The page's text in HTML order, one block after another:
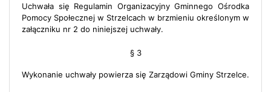
Uchwała się Regulamin Organizacyjny Gminnego Ośrodka
Pomocy Społecznej w Strzelcach w brzmieniu określonym w
załączniku nr 2 do niniejszej uchwały.
§ 3
Wykonanie uchwały powierza się Zarządowi Gminy Strzelce.